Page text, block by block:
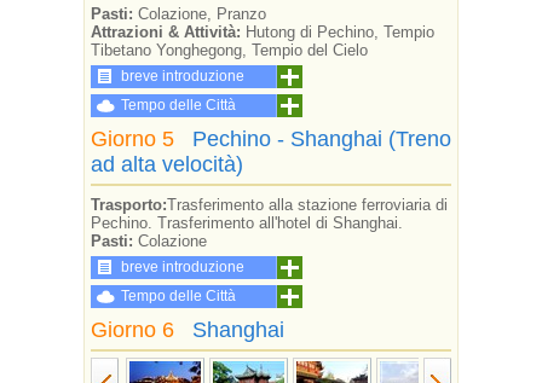
Pasti: Colazione, Pranzo
Attrazioni & Attività: Hutong di Pechino, Tempio
Tibetano Yonghegong, Tempio del Cielo
breve introduzione
Tempo delle Città
Giorno 5
Pechino - Shanghai (Treno
ad alta velocità)
Trasporto:Trasferimento alla stazione ferroviaria di
Pechino. Trasferimento all'hotel di Shanghai.
Pasti: Colazione
breve introduzione
Tempo delle Città
Giorno 6 Shanghai